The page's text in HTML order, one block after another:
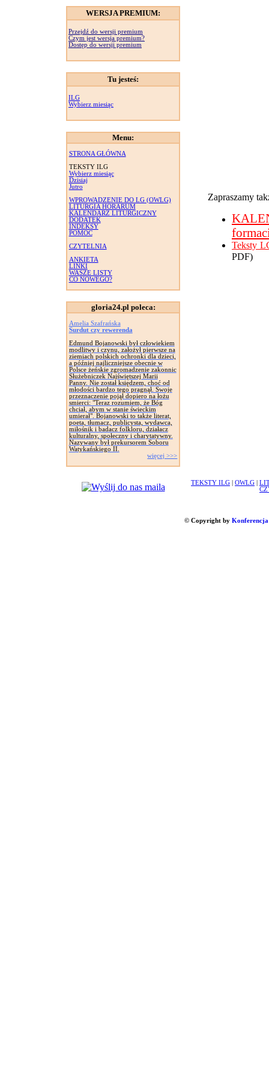
WERSJA PREMIUM:
Przejdź do wersji premium
Czym jest wersja premium?
Dostęp do wersji premium
Tu jesteś:
ILG
Wybierz miesiąc
Menu:
STRONA GŁÓWNA
TEKSTY ILG
Wybierz miesiąc
Dzisiaj
Jutro
WPROWADZENIE DO LG (OWLG)
LITURGIA HORARUM
KALENDARZ LITURGICZNY
DODATEK
INDEKSY
POMOC
CZYTELNIA
ANKIETA
LINKI
WASZE LISTY
CO NOWEGO?
gloria24.pl poleca:
Amelia Szafrańska
Surdut czy rewerenda
Edmund Bojanowski był człowiekiem
modlitwy i czynu, założył pierwsze na
ziemiach polskich ochronki dla dzieci,
a później najliczniejsze obecnie w
Polsce żeńskie zgromadzenie zakonnic
Służebniczek Najświętszej Marii
Panny. Nie został księdzem, choć od
młodości bardzo tego pragnął. Swoje
przeznaczenie pojął dopiero na łożu
smierci: "Teraz rozumiem, że Bóg
chciał, abym w stanie świeckim
umierał". Bojanowski to także literat,
poeta, tłumacz, publicysta, wydawca,
miłośnik i badacz folkloru, działacz
kulturalny, społeczny i charytatywny.
Nazywany był prekursorem Soboru
Watykańskiego II.
więcej >>>
Zapraszamy
Teksty
PDF)
TEKSTY ILG OWLG
© Copyright by Konferencja